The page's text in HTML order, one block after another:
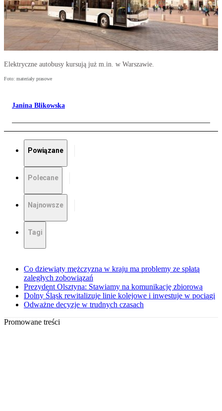
Elektryczne autobusy kursują już m.in. w Warszawie.
Foto: materiały prasowe
Janina Blikowska
Powiązane
Polecane
Najnowsze
Tagi
Co dziewiąty mężczyzna w kraju ma problemy ze spłatą
zaległych zobowiązań
Prezydent Olsztyna: Stawiamy na komunikację zbiorową
Dolny Śląsk rewitalizuje linie kolejowe i inwestuje w pociągi
Odważne decyzje w trudnych czasach
Promowane treści